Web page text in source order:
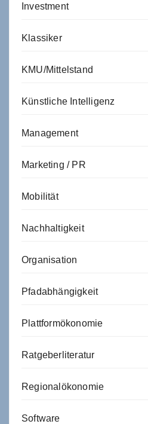
Investment
Klassiker
KMU/Mittelstand
Künstliche Intelligenz
Management
Marketing / PR
Mobilität
Nachhaltigkeit
Organisation
Pfadabhängigkeit
Plattformökonomie
Ratgeberliteratur
Regionalökonomie
Software